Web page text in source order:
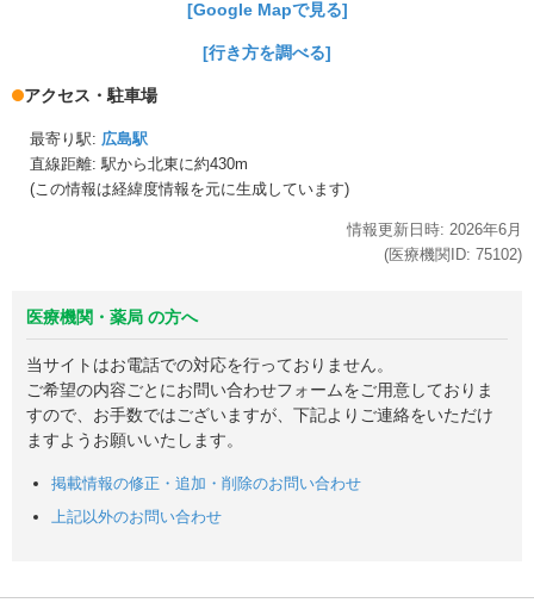
[Google Mapで見る]
[行き方を調べる]
アクセス・駐車場
最寄り駅: 広島駅
直線距離: 駅から北東に約430m
(この情報は経緯度情報を元に生成しています)
情報更新日時: 2026年6月
(医療機関ID: 75102)
医療機関・薬局 の方へ
当サイトはお電話での対応を行っておりません。
ご希望の内容ごとにお問い合わせフォームをご用意しておりま
すので、お手数ではございますが、下記よりご連絡をいただけ
ますようお願いいたします。
掲載情報の修正・追加・削除のお問い合わせ
上記以外のお問い合わせ